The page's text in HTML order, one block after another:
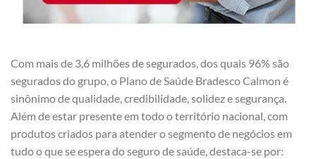
Com mais de 3,6 milhões de segurados, dos quais 96% são
segurados do grupo, o Plano de Saúde Bradesco Calmon é
sinônimo de qualidade, credibilidade, solidez e segurança.
Além de estar presente em todo o território nacional, com
produtos criados para atender o segmento de negócios em
tudo o que se espera do seguro de saúde, destaca-se por: